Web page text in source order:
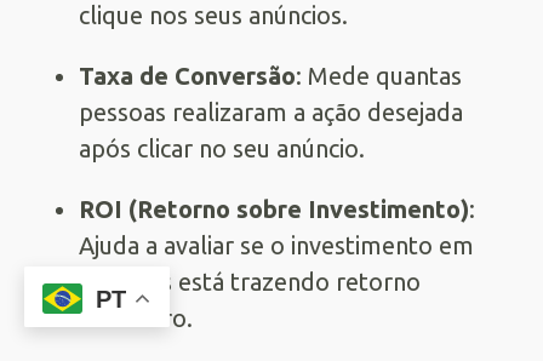
clique nos seus anúncios.
Taxa de Conversão: Mede quantas
pessoas realizaram a ação desejada
após clicar no seu anúncio.
ROI (Retorno sobre Investimento):
Ajuda a avaliar se o investimento em
anúncios está trazendo retorno
financeiro.
PT